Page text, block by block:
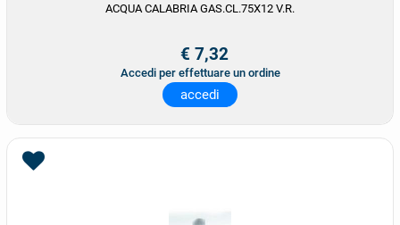
ACQUA CALABRIA GAS.CL.75X12 V.R.
€ 7,32
Accedi per effettuare un ordine
accedi